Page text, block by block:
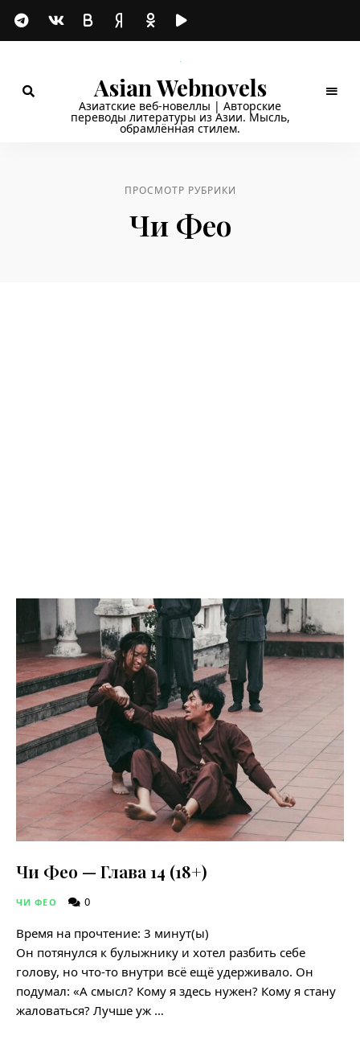
Asian Webnovels
Азиатские веб-новеллы | Авторские
переводы литературы из Азии. Мысль,
обрамлённая стилем.
ПРОСМОТР РУБРИКИ
Чи Фео
Чи Фео — Глава 14 (18+)
ЧИ ФЕО 0
Время на прочтение: 3 минут(ы)
Он потянулся к булыжнику и хотел разбить себе
голову, но что-то внутри всё ещё удерживало. Он
подумал: «А смысл? Кому я здесь нужен? Кому я стану
жаловаться? Лучше уж …